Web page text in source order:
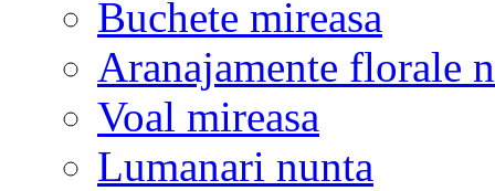
Buchete mireasa
Aranajamente florale
Voal mireasa
Lumanari nunta